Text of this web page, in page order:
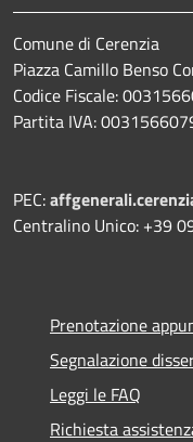
Comune di Cerenzia
Piazza Camillo Benso
Codice Fiscale:
Partita IVA:
PEC:
Centralino Unico: +39
Prenotazione
Segnalazione
Leggi le FAQ
Richiesta